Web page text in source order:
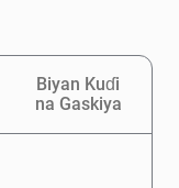
Biyan Kuɗi
na Gaskiya